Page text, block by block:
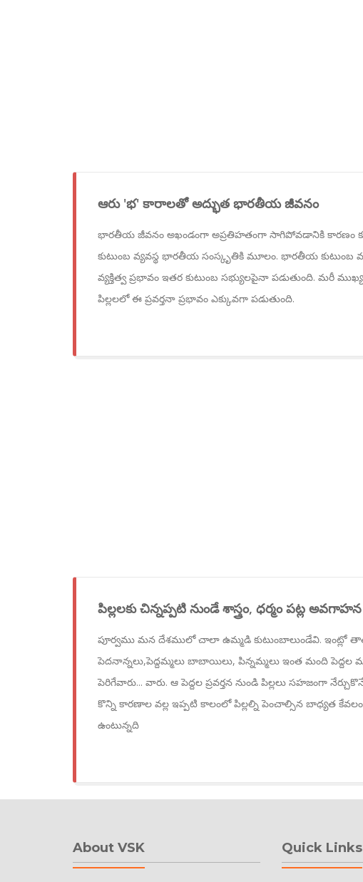
ఆరు 'భ' కారాలతో అద్భుత భారతీయ జీవనం
భారతీయ జీవనం అఖండంగా అప్రతిహతంగా సాగిపోవడానికి కారణం
కుటుంబ వ్యవస్థ భారతీయ సంస్కృతికి మూలం. భారతీయ కుటుంబ
వ్యక్తిత్వ ప్రభావం ఇతర కుటుంబ సభ్యులపైనా పడుతుంది. మరీ
పిల్లలలో ఈ ప్రవర్తనా ప్రభావం ఎక్కువగా పడుతుంది.
పిల్లలకు చిన్నప్పటి నుండే శాస్త్రం, ధర్మం పట్ల
పూర్వము మన దేశములో చాలా ఉమ్మడి కుటుంబాలుండేవి. ఇంట్లో
పెదనాన్నలు,పెద్దమ్మలు బాబాయిలు, పిన్నమ్మలు ఇంత మంది పెద్దల
పెరిగేవారు... వారు. ఆ పెద్దల ప్రవర్తన నుండి పిల్లలు సహజంగా
కొన్ని కారణాల వల్ల ఇప్పటి కాలంలో పిల్లల్ని పెంచాల్సిన బాధ్యత కేవలం
ఉంటున్నది
About VSK Quick Links